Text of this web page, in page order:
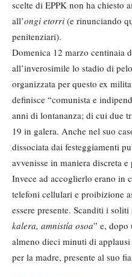
scelte di EPPK non ha chiesto
all’ongi etorri (e rinunciando
penitenziari).
Domenica 12 marzo centinaia
all’inverosimile lo stadio di
organizzata per questo ex
definisce “comunista e
anni di lontananza; di cui due
19 in galera. Anche nel suo
dissociata dai festeggiamenti
avvenisse in maniera discreta e
Invece ad accoglierlo erano in
telefoni cellulari e proibizione
essere presente. Scanditi i
kalera, amnistía osoa” e, dopo
almeno dieci minuti di
per la madre, presente al suo